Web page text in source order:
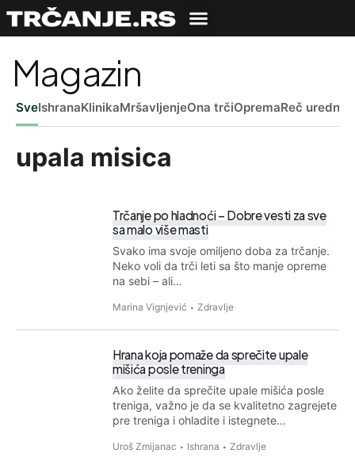
Magazin
SveIshranaKlinikaMršavljenjeOna trčiOpremaReč
upala misica
Trčanje po hladnoći – Dobre vesti za sve
sa malo više masti
Svako ima svoje omiljeno doba za trčanje.
Neko voli da trči leti sa što manje opreme
na sebi – ali…
Marina Vignjević Zdravlje
Hrana koja pomaže da sprečite upale
mišića posle treninga
Ako želite da sprečite upale mišića posle
treniga, važno je da se kvalitetno zagrejete
pre treniga i ohladite i istegnete…
Uroš Zmijanac Ishrana Zdravlje